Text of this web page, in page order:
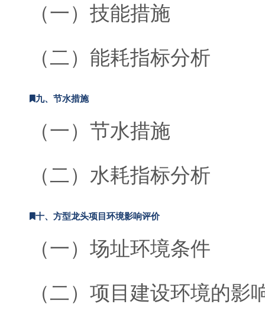
（一）技能措施
（二）能耗指标分析
九、节水措施
（一）节水措施
（二）水耗指标分析
十、方型龙头项目环境影响评价
（一）场址环境条件
（二）项目建设环境的影